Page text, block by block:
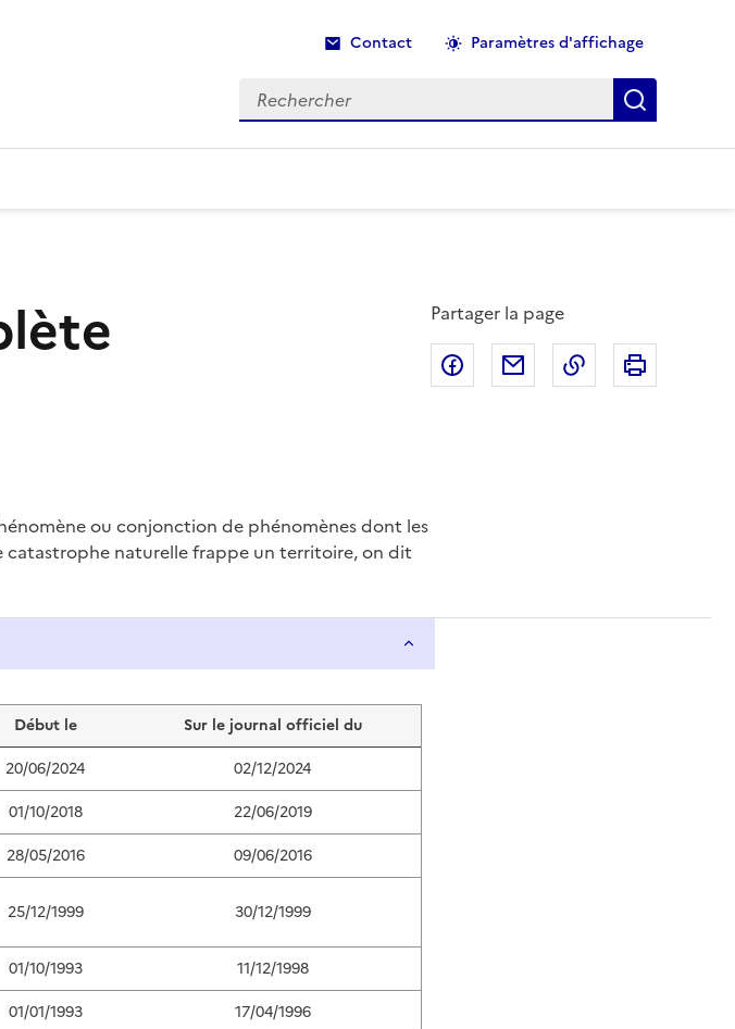
Contact Paramètres d'affichage
Rechercher Recherche
Partager la page
Partager sur Facebook
Partager par email
Copier dans le
ou conjonction de phénomènes dont les
naturelle frappe un territoire, on dit
Début le
Sur le journal officiel du
20/06/2024
02/12/2024
01/10/2018
22/06/2019
28/05/2016 09/06/2016
25/12/1999 30/12/1999
01/10/1993
11/12/1998
01/01/1993
17/04/1996